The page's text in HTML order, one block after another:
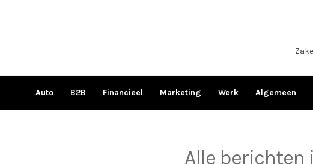
Auto B2B Financieel Marketing Werk Algemeen
Alle berichten